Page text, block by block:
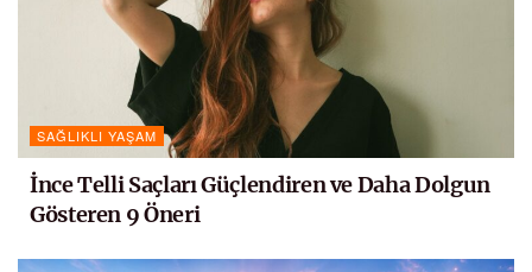
SAĞLIKLI YAŞAM
İnce Telli Saçları Güçlendiren ve Daha Dolgun
Gösteren 9 Öneri